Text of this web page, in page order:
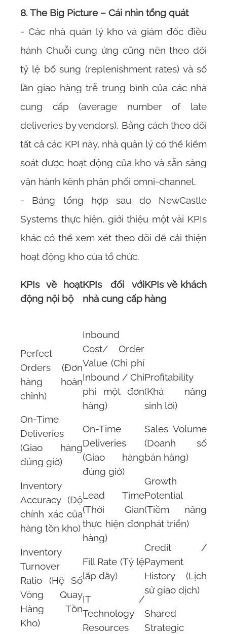
8. The Big Picture – Cái nhìn tổng quát
- Các nhà quản lý kho và giám đốc điều
hành Chuỗi cung ứng cũng nên theo dõi
tỷ lệ bổ sung (replenishment rates) và số
lần giao hàng trễ trung bình của các nhà
cung cấp (average number of late
deliveries by vendors). Bằng cách theo dõi
tất cả các KPI này, nhà quản lý có thể kiểm
soát được hoạt động của kho và sẵn sàng
vận hành kênh phân phối omni-channel.
- Bảng tổng hợp sau do NewCastle
Systems thực hiện, giới thiệu một vài KPIs
khác có thể xem xét theo dõi để cải thiện
hoạt động kho của tổ chức.
KPIs về hoạt
động nội bộ
KPIs đối với
nhà cung cấp
KPIs về khách
hàng
Perfect
Orders (Đơn
hàng hoàn
chỉnh)
On-Time
Deliveries
(Giao hàng
đúng giờ)
Inventory
Accuracy (Độ
chính xác của
hàng tồn kho)
Inventory
Turnover
Ratio (Hệ Số
Vòng Quay
Hàng Tồn
Kho)
Inbound
Cost/ Order
Value (Chi phí
Inbound / Chi
phí một đơn
hàng)
On-Time
Deliveries
(Giao hàng
đúng giờ)
Lead Time
(Thời Gian
thực hiện đơn
hàng)
Fill Rate (Tỷ lệ
lấp đầy)
IT /
Technology
Resources
Profitability
(Khả năng
sinh lời)
Sales Volume
(Doanh số
bán hàng)
Growth
Potential
(Tiềm năng
phát triển)
Credit /
Payment
History (Lịch
sử giao dịch)
Shared
Strategic